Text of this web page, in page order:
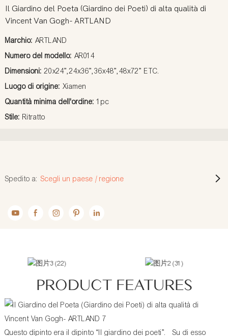
Il Giardino del Poeta (Giardino dei Poeti) di alta qualità di
Vincent Van Gogh- ARTLAND
Marchio: ARTLAND
Numero del modello: AR014
Dimensioni:20x24”,24x36”,36x48”,48x72” ETC.
Luogo di origine: Xiamen
Quantità minima dell'ordine:1pc
Stile: Ritratto
Spedito a: Scegli un paese / regione
PRODUCT FEATURES
Questo dipinto era il dipinto “Il giardino dei poeti”. Su di esso